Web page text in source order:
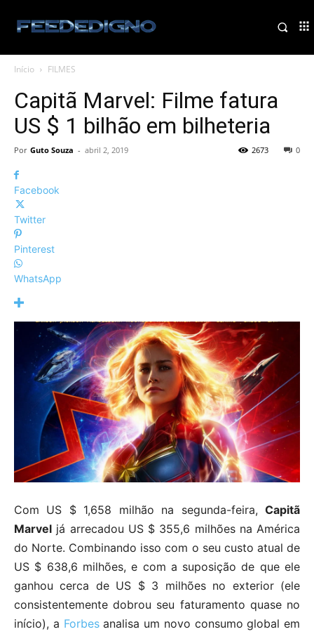
Início FILMES
Capitã Marvel: Filme fatura
US $ 1 bilhão em bilheteria
Por Guto Souza - abril 2, 2019 0
2673
Facebook
Twitter
Pinterest
WhatsApp
Com US $ 1,658 milhão na segunda-feira, Capitã
Marvel já arrecadou US $ 355,6 milhões na América
do Norte. Combinando isso com o seu custo atual de
US $ 638,6 milhões, e com a suposição de que ele
ganhou cerca de US $ 3 milhões no exterior (ele
consistentemente dobrou seu faturamento quase no
início), a Forbesanalisa um novo consumo global em